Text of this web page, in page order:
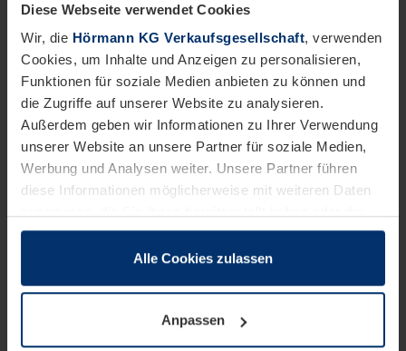
Diese Webseite verwendet Cookies
Wir, die Hörmann KG Verkaufsgesellschaft, verwenden
Cookies, um Inhalte und Anzeigen zu personalisieren,
Funktionen für soziale Medien anbieten zu können und
die Zugriffe auf unserer Website zu analysieren.
Außerdem geben wir Informationen zu Ihrer Verwendung
unserer Website an unsere Partner für soziale Medien,
Werbung und Analysen weiter. Unsere Partner führen
diese Informationen möglicherweise mit weiteren Daten
sie im Rahmen Ihrer Nutzung der Dienste gesammelt
wenn diese für den Betrieb dieser Seite unbedingt
notwendig sind. Für alle anderen Cookie-Typen benötigen
wir Ihre Erlaubnis. Ihre Einwilligung können Sie jederzeit
Alle Cookies zulassen
Anpassen